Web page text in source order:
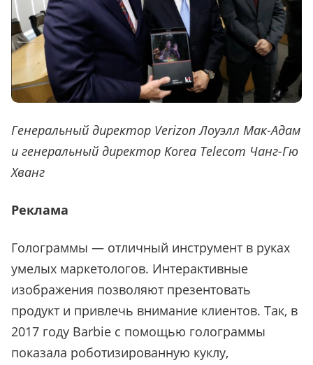
Генеральный директор Verizon Лоуэлл Мак-Адам
и генеральный директор Korea Telecom Чанг-Гю
Хванг
Реклама
Голограммы — отличный инструмент в руках
умелых маркетологов. Интерактивные
изображения позволяют презентовать
продукт и привлечь внимание клиентов. Так, в
2017 году Barbie с помощью голограммы
показала роботизированную куклу,